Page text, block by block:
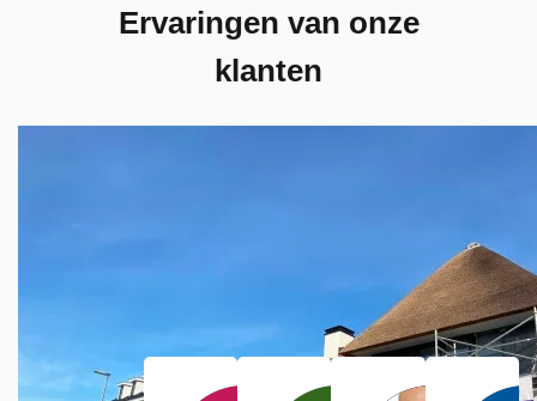
Ervaringen van onze
klanten